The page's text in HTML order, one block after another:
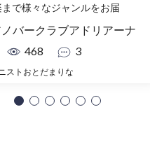
で様々なジャンルをお届
ノバークラブアドリアーナ
468 3
ストおとだまりな